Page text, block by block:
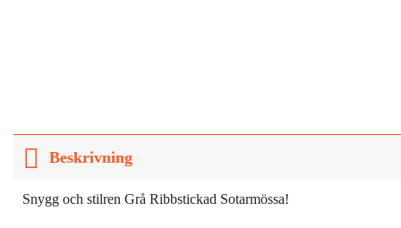
Beskrivning
Snygg och stilren Grå Ribbstickad Sotarmössa!